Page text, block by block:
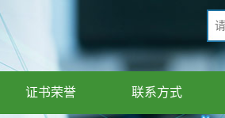
证书荣誉 联系方式